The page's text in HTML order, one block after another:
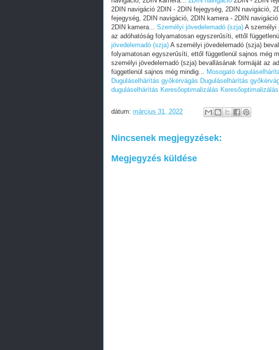
2DIN navigáció 2DIN - 2DIN fejegység, 2DIN navigáció,
fejegység, 2DIN navigáció, 2DIN kamera - 2DIN
2DIN kamera... Személyi jövedelemadó (szja) A személyi
az adóhatóság folyamatosan egyszerűsíti, ettől
jövedelemadó (szja) A személyi jövedelemadó (szja)
folyamatosan egyszerűsíti, ettől függetlenül sajnos még
személyi jövedelemadó (szja) bevallásának formáját az
függetlenül sajnos még mindig... Mosogató
Duguláselhárítás győkérvágás Duguláselhárítás
duguláselhárítás Keresőoptimalizálás Keresőoptimalizálás
dátum: március 31, 2022
Nincsenek megjegyzések:
Megjegyzés küldése